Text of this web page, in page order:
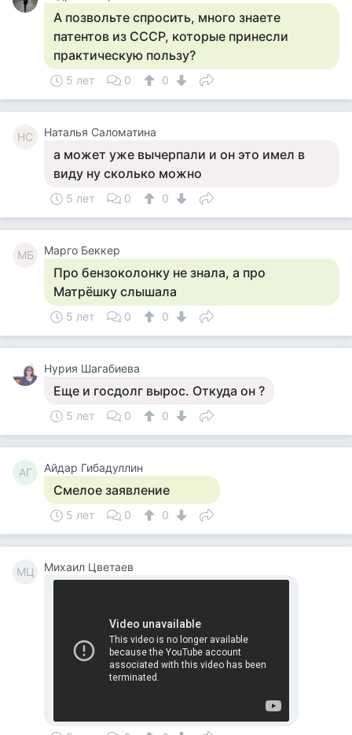
А позвольте спросить, много знаете
патентов из СССР, которые принесли
практическую пользу?
5 лет 0 0
НС Наталья Саломатина
а может уже вычерпали и он это имел в
виду ну сколько можно
5 лет 0 0
МБ Марго Беккер
Про бензоколонку не знала, а про
Матрёшку слышала
5 лет 0 0
Нурия Шагабиева
Еще и госдолг вырос. Откуда он ?
5 лет 0 0
АГ Айдар Гибадуллин
Смелое заявление
5 лет 0 0
МЦ Михаил Цветаев